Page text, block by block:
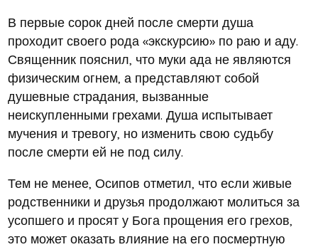
В первые сорок дней после смерти душа
проходит своего рода «экскурсию» по раю и аду.
Священник пояснил, что муки ада не являются
физическим огнем, а представляют собой
душевные страдания, вызванные
неискупленными грехами. Душа испытывает
мучения и тревогу, но изменить свою судьбу
после смерти ей не под силу.
Тем не менее, Осипов отметил, что если живые
родственники и друзья продолжают молиться за
усопшего и просят у Бога прощения его грехов,
это может оказать влияние на его посмертную